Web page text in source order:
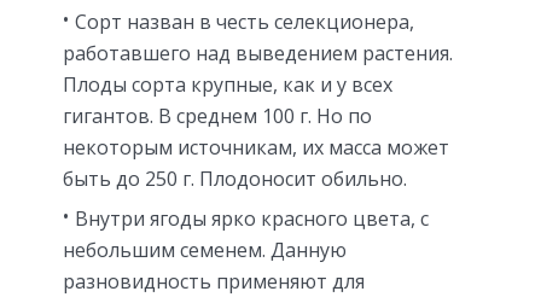
Сорт назван в честь селекционера,
работавшего над выведением растения.
Плоды сорта крупные, как и у всех
гигантов. В среднем 100 г. Но по
некоторым источникам, их масса может
быть до 250 г. Плодоносит обильно.
Внутри ягоды ярко красного цвета, с
небольшим семенем. Данную
разновидность применяют для